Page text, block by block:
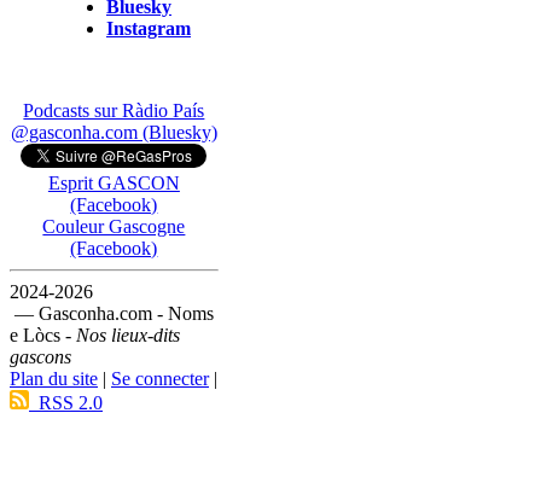
Bluesky
Instagram
Podcasts sur Ràdio País
@gasconha.com (Bluesky)
Esprit GASCON
(Facebook)
Couleur Gascogne
(Facebook)
2024-2026
— Gasconha.com - Noms
e Lòcs - Nos lieux-dits
gascons
Plan du site | Se connecter|
RSS 2.0